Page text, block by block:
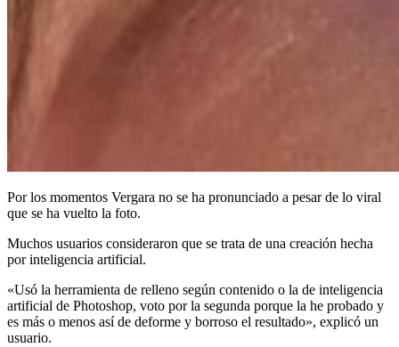
Por los momentos Vergara no se ha pronunciado a pesar de lo viral
que se ha vuelto la foto.
Muchos usuarios consideraron que se trata de una creación hecha
por inteligencia artificial.
«Usó la herramienta de relleno según contenido o la de inteligencia
artificial de Photoshop, voto por la segunda porque la he probado y
es más o menos así de deforme y borroso el resultado», explicó un
usuario.